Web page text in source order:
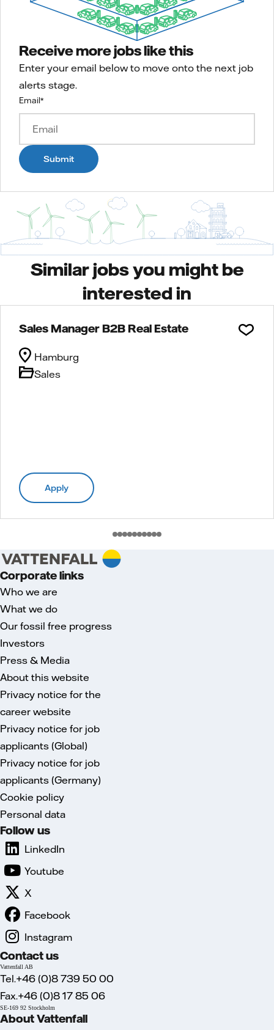
Receive more jobs like this
Enter your email below to move onto the next job
alerts stage.
Email*
Submit
Similar jobs you might be
interested in
Sales Manager B2B Real Estate
Sales
Hamburg
Apply
Corporate links
Who we are
What we do
Our fossil free progress
Investors
Press & Media
About this website
Privacy notice for the
career website
Privacy notice for job
applicants (Global)
Privacy notice for job
applicants (Germany)
Cookie policy
Personal data
Follow us
LinkedIn
Youtube
X
Facebook
Instagram
Contact us
Vattenfall AB
Tel.+46 (0)8 739 50 00
Fax.+46 (0)8 17 85 06
SE-169 92 Stockholm
About Vattenfall